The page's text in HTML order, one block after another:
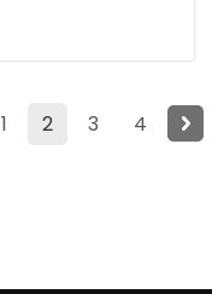
1 2 3 4